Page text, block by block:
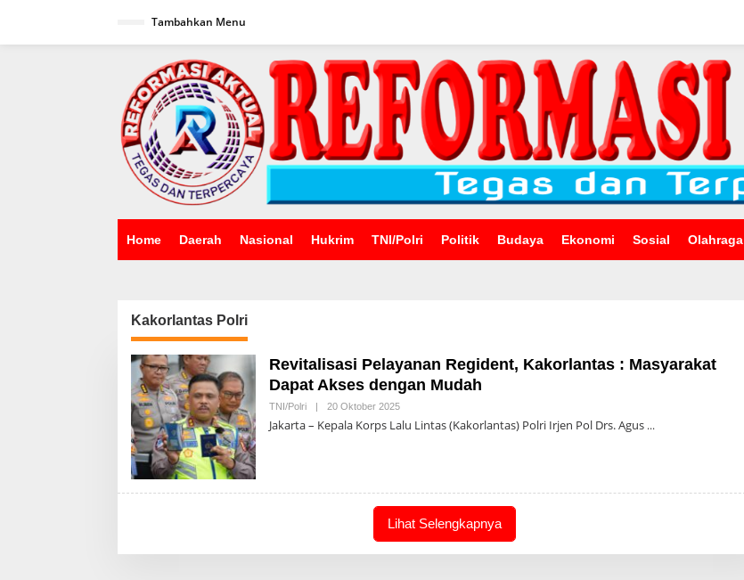
Tambahkan Menu
Home Daerah Nasional Hukrim TNI/Polri Politik Budaya Ekonomi Sosial Olahraga
Kakorlantas Polri
Revitalisasi Pelayanan Regident, Kakorlantas : Masyarakat
Dapat Akses dengan Mudah
TNI/Polri | 20 Oktober 2025Oleh
Jakarta – Kepala Korps Lalu Lintas (Kakorlantas) Polri Irjen Pol Drs. Agus
Lihat Selengkapnya